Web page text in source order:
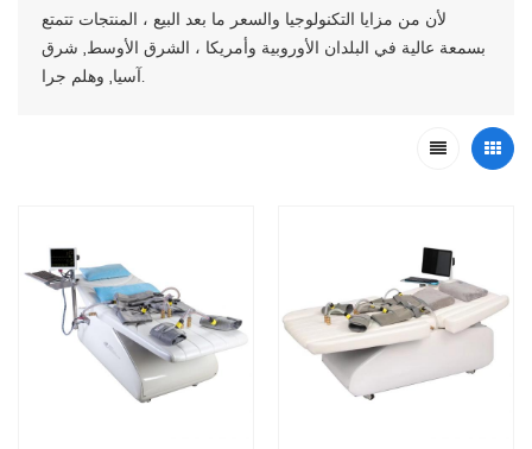
لأن من مزايا التكنولوجيا والسعر ما بعد البيع ، المنتجات تتمتع
بسمعة عالية في البلدان الأوروبية وأمريكا ، الشرق الأوسط, شرق
آسيا, وهلم جرا.